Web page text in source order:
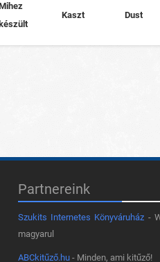
készült
Kaszt Dust
Partnereink
Szukits Internetes Könyváruház -
magyarul
ABCkitűző.hu - Minden, ami kitűző!